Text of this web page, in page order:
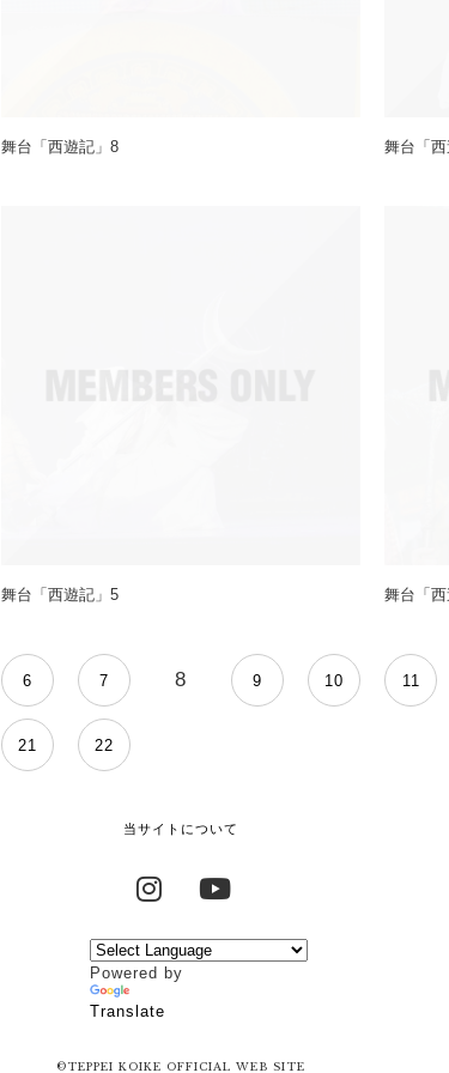
舞台「西遊記」8 舞台「
舞台「西遊記」5 舞台「
6 7 8 9 10 11
21 22
当サイトについて
InstagramYouTube
Powered by
Translate
©TEPPEI KOIKE OFFICIAL WEB SITE